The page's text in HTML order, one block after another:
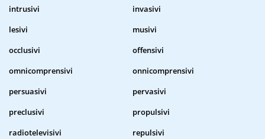
intrusivi
invasivi
lesivi
musivi
occlusivi
offensivi
omnicomprensivi
onnicomprensivi
persuasivi
pervasivi
preclusivi
propulsivi
radiotelevisivi
repulsivi